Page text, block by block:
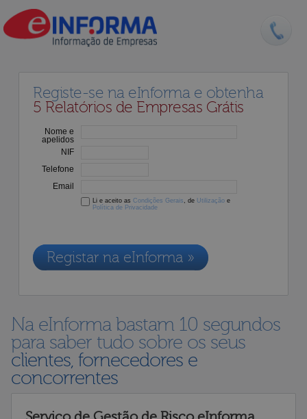
Registe-se na eInforma e obtenha
5 Relatórios de Empresas Grátis
Nome e
apelidos
NIF
Telefone
Email
Li e aceito as Condições Gerais , de Utilização e
Política de Privacidade
Registar na eInforma »
Na eInforma bastam 10 segundos
para saber tudo sobre os seus
clientes, fornecedores e
concorrentes